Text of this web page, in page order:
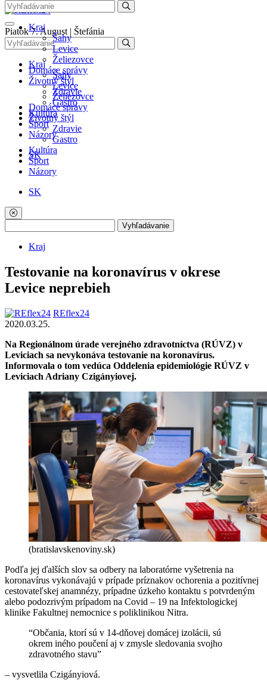
Piatok 7. August | Štefánia
Kraj
Šahy
Levice
Želiezovce
Domáce správy
Životný štýl
Zdravie
Gastro
Kultúra
Šport
Názory
SK
Vyhľadávanie
Kraj
Testovanie na koronavírus v okrese
Levice neprebieh
REflex24
2020.03.25.
Na Regionálnom úrade verejného zdravotníctva (RÚVZ) v
Leviciach sa nevykonáva testovanie na koronavírus.
Informovala o tom vedúca Oddelenia epidemiológie RÚVZ v
Leviciach Adriany Czigányiovej.
(bratislavskenoviny.sk)
Podľa jej ďalších slov sa odbery na laboratórne vyšetrenia na
koronavírus vykonávajú v prípade príznakov ochorenia a pozitívnej
cestovateľskej anamnézy, prípadne úzkeho kontaktu s potvrdeným
alebo podozrivým prípadom na Covid – 19 na Infektologickej
klinike Fakultnej nemocnice s poliklinikou Nitra.
“Občania, ktorí sú v 14-dňovej domácej izolácii, sú
okrem iného poučení aj v zmysle sledovania svojho
zdravotného stavu”
– vysvetlila Czigányiová.
Kraj
Šahy
Levice
Želiezovce
Domáce správy
Životný štýl
Zdravie
Gastro
Kultúra
Šport
Názory
SK